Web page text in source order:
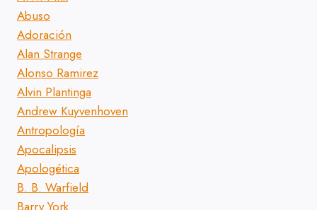
Abuso
Adoración
Alan Strange
Alonso Ramirez
Alvin Plantinga
Andrew Kuyvenhoven
Antropología
Apocalipsis
Apologética
B. B. Warfield